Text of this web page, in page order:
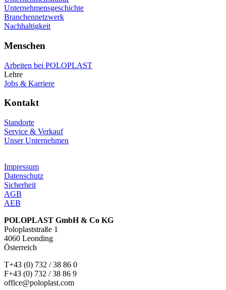
Unternehmensgeschichte
Branchennetzwerk
Nachhaltigkeit
Menschen
Arbeiten bei POLOPLAST
Lehre
Jobs & Karriere
Kontakt
Standorte
Service & Verkauf
Unser Unternehmen
Impressum
Datenschutz
Sicherheit
AGB
AEB
POLOPLAST GmbH & Co KG
Poloplaststraße 1
4060 Leonding
Österreich
T+43 (0) 732 / 38 86 0
F+43 (0) 732 / 38 86 9
office@poloplast.com